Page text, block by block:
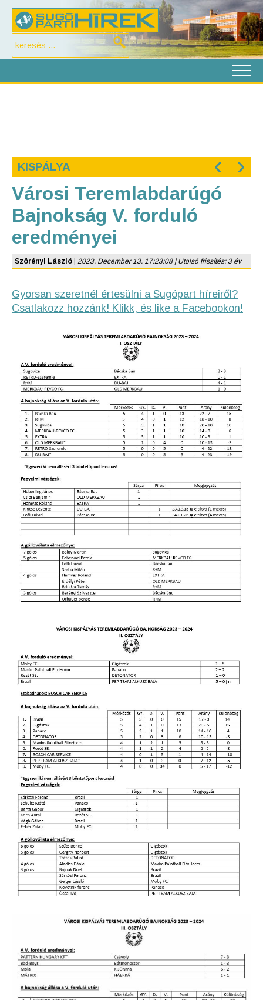
KISPÁLYA ‹ ›
Városi Teremlabdarúgó
Bajnokság V. forduló
eredményei
Szörényi László 2023. December 13. 17:23:08 | Utolsó frissítés: 3 év
Gyorsan szeretnél értesülni a Sugópart híreiről?
Csatlakozz hozzánk! Klikk, és like a Facebookon!